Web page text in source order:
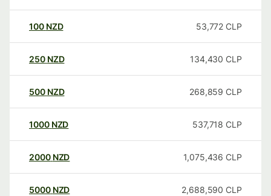
100 NZD 53,772 CLP
250 NZD 134,430 CLP
500 NZD 268,859 CLP
1000 NZD 537,718 CLP
2000 NZD 1,075,436 CLP
5000 NZD 2,688,590 CLP